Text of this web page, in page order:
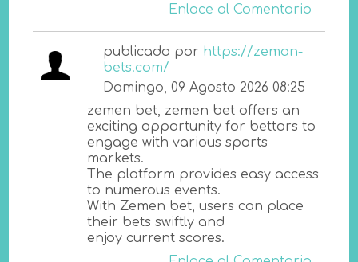
Enlace al Comentario
publicado por https://zeman-
bets.com/
Domingo, 09 Agosto 2026 08:25
zemen bet, zemen bet offers an
exciting opportunity for bettors to
engage with various sports
markets.
The platform provides easy access
to numerous events.
With Zemen bet, users can place
their bets swiftly and
enjoy current scores.